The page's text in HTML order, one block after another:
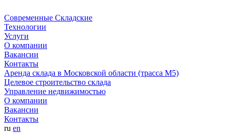
Современные Складские
Технологии
Услуги
О компании
Вакансии
Контакты
Аренда склада в Московской области (трасса М5)
Целевое строительство склада
Управление недвижимостью
О компании
Вакансии
Контакты
ru en